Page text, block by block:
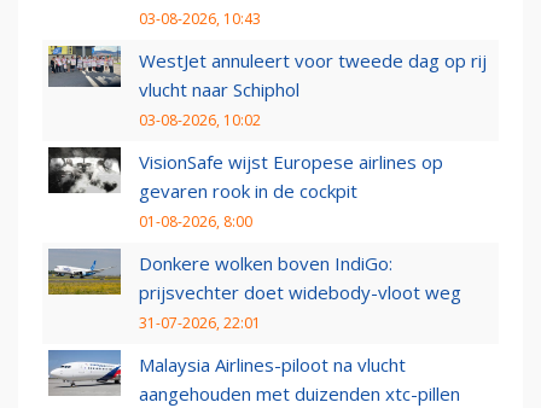
03-08-2026, 10:43
WestJet annuleert voor tweede dag op rij
vlucht naar Schiphol
03-08-2026, 10:02
VisionSafe wijst Europese airlines op
gevaren rook in de cockpit
01-08-2026, 8:00
Donkere wolken boven IndiGo:
prijsvechter doet widebody-vloot weg
31-07-2026, 22:01
Malaysia Airlines-piloot na vlucht
aangehouden met duizenden xtc-pillen